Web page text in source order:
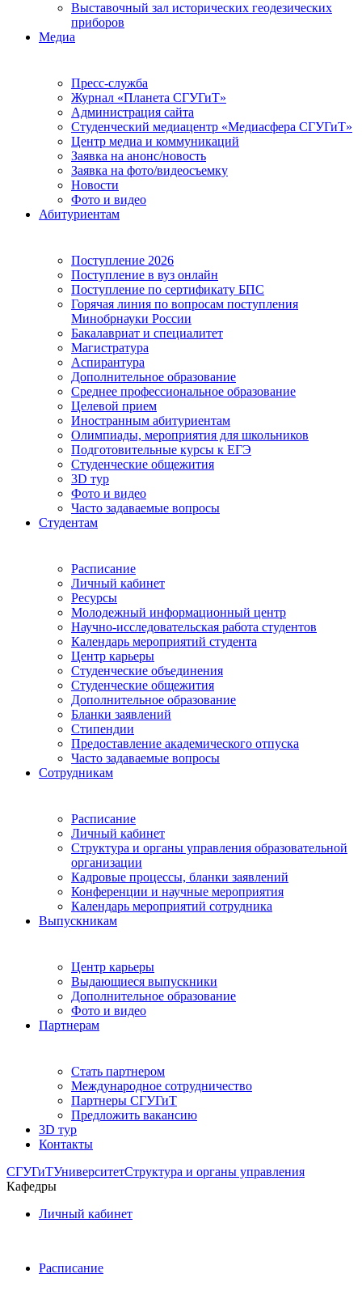
Выставочный зал исторических геодезических
приборов
Медиа
Пресс-служба
Журнал «Планета СГУГиТ»
Администрация сайта
Студенческий медиацентр «Медиасфера СГУГиТ»
Центр медиа и коммуникаций
Заявка на анонс/новость
Заявка на фото/видеосъемку
Новости
Фото и видео
Абитуриентам
Поступление 2026
Поступление в вуз онлайн
Поступление по сертификату БПС
Горячая линия по вопросам поступления
Минобрнауки России
Бакалавриат и специалитет
Магистратура
Аспирантура
Дополнительное образование
Среднее профессиональное образование
Целевой прием
Иностранным абитуриентам
Олимпиады, мероприятия для школьников
Подготовительные курсы к ЕГЭ
Студенческие общежития
3D тур
Фото и видео
Часто задаваемые вопросы
Студентам
Расписание
Личный кабинет
Ресурсы
Молодежный информационный центр
Научно-исследовательская работа студентов
Календарь мероприятий студента
Центр карьеры
Студенческие объединения
Студенческие общежития
Дополнительное образование
Бланки заявлений
Стипендии
Предоставление академического отпуска
Часто задаваемые вопросы
Сотрудникам
Расписание
Личный кабинет
Структура и органы управления образовательной
организации
Кадровые процессы, бланки заявлений
Конференции и научные мероприятия
Календарь мероприятий сотрудника
Выпускникам
Центр карьеры
Выдающиеся выпускники
Дополнительное образование
Фото и видео
Партнерам
Стать партнером
Международное сотрудничество
Партнеры СГУГиТ
Предложить вакансию
3D тур
Контакты
СГУГиТУниверситетСтруктура и органы управления
Кафедры
Личный кабинет
Расписание